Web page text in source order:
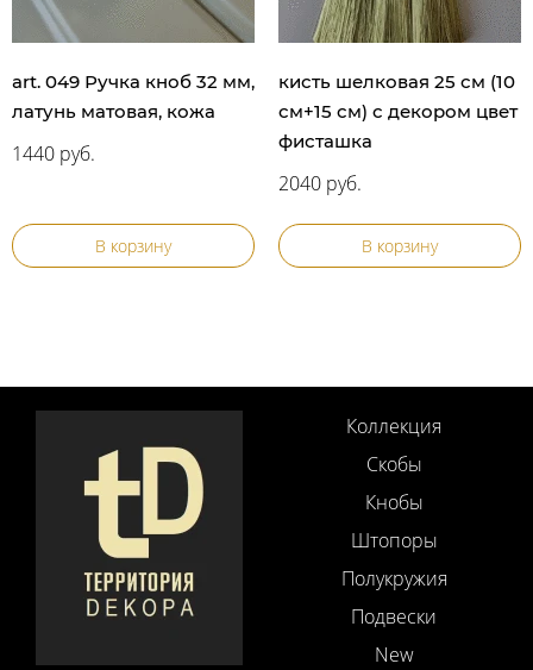
art. 049 Ручка кноб 32 мм,
латунь матовая, кожа
1440 руб.
В корзину
кисть шелковая 25 см (10
см+15 см) с декором цвет
фисташка
2040 руб.
В корзину
Коллекция
Скобы
Кнобы
Штопоры
Полукружия
Подвески
New